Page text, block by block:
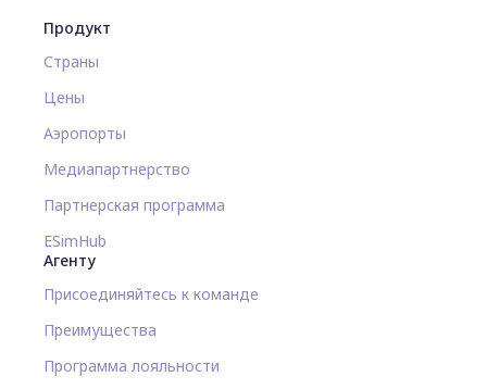
Продукт
Страны
Цены
Аэропорты
Медиапартнерство
Партнерская программа
ESimHub
Агенту
Присоединяйтесь к команде
Преимущества
Программа лояльности